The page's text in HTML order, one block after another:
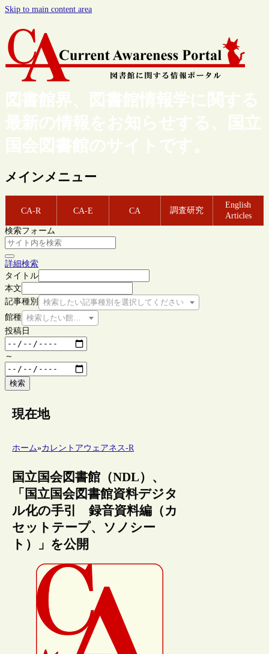
Skip to main content area
図書館界、図書館情報学に関する
最新の情報をお知らせする、国立
国会図書館のサイトです。
メインメニュー
CA-R CA-E CA 調査研究
English
Articles
検索フォーム
詳細検索
タイトル
本文
記事種別
検索したい記事種別を選択してください
館種 検索したい館種を選択してください
投稿日
～
検索
現在地
ホーム»カレントアウェアネス-R
国立国会図書館（NDL）、
「国立国会図書館資料デジタ
ル化の手引 録音資料編（カ
セットテープ、ソノシー
ト）」を公開